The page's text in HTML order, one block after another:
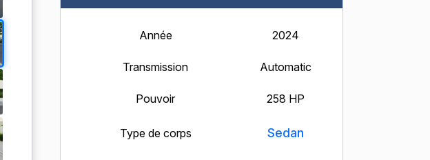
Année 2024
Transmission Automatic
Pouvoir 258 HP
Type de corps Sedan